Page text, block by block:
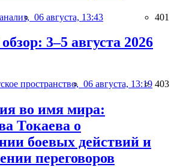
06 августа, 13:43 401
3–5 августа 2026
пространство, 06 августа, 13:19 403
во имя мира:
Токаева о
боевых действий и
переговоров